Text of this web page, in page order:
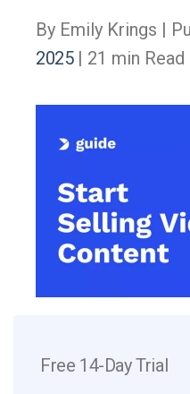
By Emily Krings |
2025| 21 min Read
Free 14-Day Trial